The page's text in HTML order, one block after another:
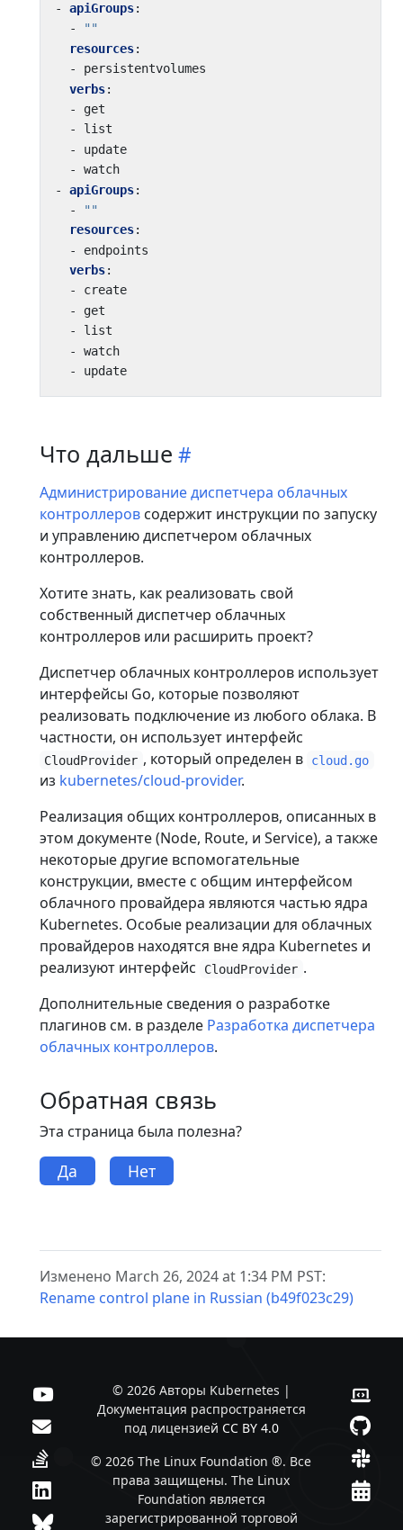
- apiGroups:
-
""
resources:
- persistentvolumes
verbs:
- get
- list
- update
- watch
- apiGroups:
-
""
resources:
- endpoints
verbs:
- create
- get
- list
- watch
- update
Что дальше
Администрирование диспетчера облачных
контроллеров содержит инструкции по запуску
и управлению диспетчером облачных
контроллеров.
Хотите знать, как реализовать свой
собственный диспетчер облачных
контроллеров или расширить проект?
Диспетчер облачных контроллеров использует
интерфейсы Go, которые позволяют
реализовать подключение из любого облака. В
частности, он использует интерфейс
CloudProvider , который определен в cloud.go
из kubernetes/cloud-provider.
Реализация общих контроллеров, описанных в
этом документе (Node, Route, и Service), а также
некоторые другие вспомогательные
конструкции, вместе с общим интерфейсом
облачного провайдера являются частью ядра
Kubernetes. Особые реализации для облачных
провайдеров находятся вне ядра Kubernetes и
реализуют интерфейс
CloudProvider .
Дополнительные сведения о разработке
плагинов см. в разделе Разработка диспетчера
облачных контроллеров.
Обратная связь
Эта страница была полезна?
Да Нет
Изменено March 26, 2024 at 1:34 PM PST:
Rename control plane in Russian (b49f023c29)
© 2026 Авторы Kubernetes |
Документация распространяется
под лицензией CC BY 4.0
© 2026 The Linux Foundation ®. Все
права защищены. The Linux
Foundation является
зарегистрированной торговой